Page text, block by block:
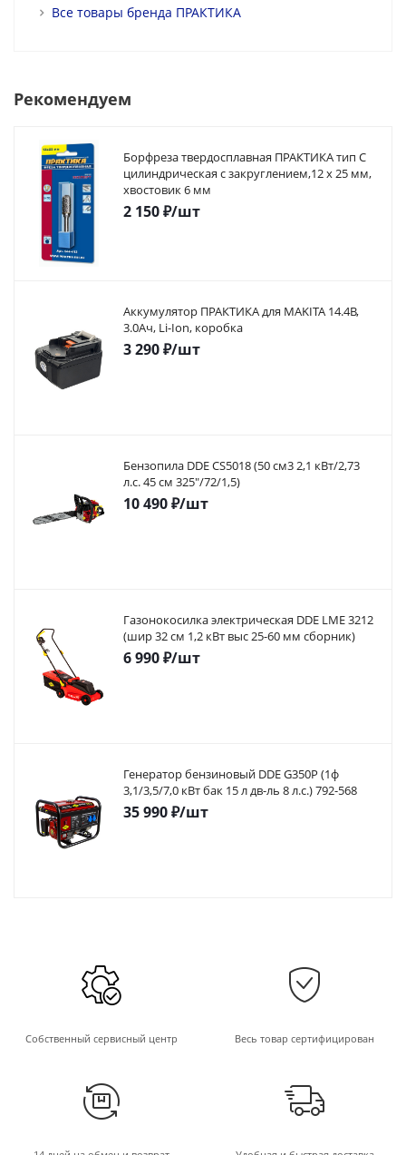
Все товары бренда ПРАКТИКА
Рекомендуем
Борфреза твердосплавная ПРАКТИКА тип C
цилиндрическая с закруглением,12 х 25 мм,
хвостовик 6 мм
2 150₽/шт
Аккумулятор ПРАКТИКА для MAKITA 14.4В,
3.0Ач, Li-Ion, коробка
3 290₽/шт
Бензопила DDE CS5018 (50 см3 2,1 кВт/2,73
л.с. 45 см 325"/72/1,5)
10 490₽/шт
Газонокосилка электрическая DDE LME 3212
(шир 32 см 1,2 кВт выс 25-60 мм сборник)
6 990₽/шт
Генератор бензиновый DDE G350P (1ф
3,1/3,5/7,0 кВт бак 15 л дв-ль 8 л.с.) 792-568
35 990₽/шт
Собственный сервисный центр Весь товар сертифицирован